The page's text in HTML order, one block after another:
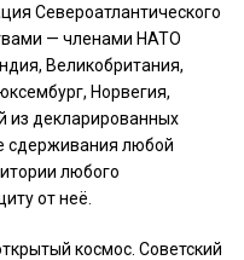
Североатлантического
— членами НАТО
Великобритания,
Норвегия,
из декларированных
сдерживания любой
любого
от неё.
космос. Советский